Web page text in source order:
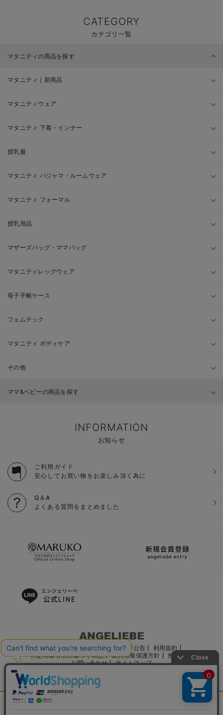
CATEGORY
カテゴリ一覧
マタニティの商品を探す
マタニティ｜新商品
マタニティウェア
マタニティ 下着・インナー
授乳服
マタニティ パジャマ・ルームウェア
マタニティ フォーマル
授乳用品
マザーズバッグ・ママバッグ
マタニティレッグウェア
母子手帳ケース
フェムテック
マタニティ ボディケア
その他
ママ&ベビーの商品を探す
INFORMATION
お知らせ
ご利用ガイド
安心してお買い物をお楽しみ頂く為に
Q＆A
よくある質問をまとめました
ご利用ガイド 会社概要 電子公告
利用規約
特定商取引法に基づく表記
個人情報保護方針
推奨環境
お問い合わせ
サイトマップ
サイト内の文章、画像などの著作物はマルコ株式会社に属します。